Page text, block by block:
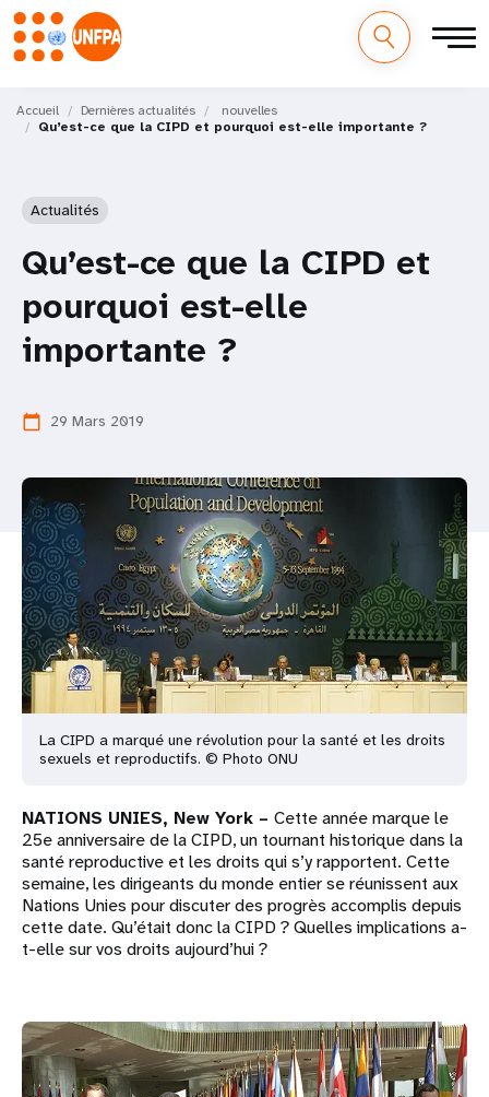
au
contenu
M
Accueil Dernières actualités
nouvelles
Qu’est-ce que la CIPD et pourquoi est-elle importante ?
Actualités
Qu’est-ce que la CIPD et
pourquoi est-elle
importante ?
calendar_today 29 Mars 2019
La CIPD a marqué une révolution pour la santé et les droits
sexuels et reproductifs. © Photo ONU
NATIONS UNIES, New York – Cette année marque le
25e anniversaire de la CIPD, un tournant historique dans la
santé reproductive et les droits qui s’y rapportent. Cette
semaine, les dirigeants du monde entier se réunissent aux
Nations Unies pour discuter des progrès accomplis depuis
cette date. Qu’était donc la CIPD ? Quelles implications a-
t-elle sur vos droits aujourd’hui ?